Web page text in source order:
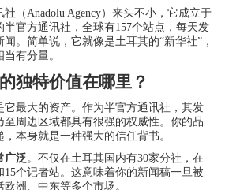
（Anadolu Agency）来头不小，它成立于
半官方通讯社，全球有157个站点，每天发
。简单说，它就像是土耳其的“新华社”，
有分量。
独特价值在哪里？
它最大的资产。作为半官方通讯社，其发
周边区域都具有很强的权威性。你的品
本身就是一种强大的信任背书。
广泛。不仅在土耳其国内有30家分社，在
15个记者站。这意味着你的新闻稿一旦被
洲、中东等多个市场。